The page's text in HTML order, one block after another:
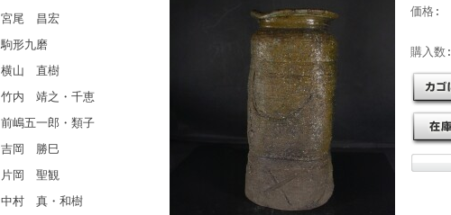
宮尾 昌宏
駒形九磨
横山 直樹
竹内 靖之・千恵
前嶋五一郎・類子
吉岡 勝巳
片岡 聖観
中村 真・和樹
価格:
購入数: